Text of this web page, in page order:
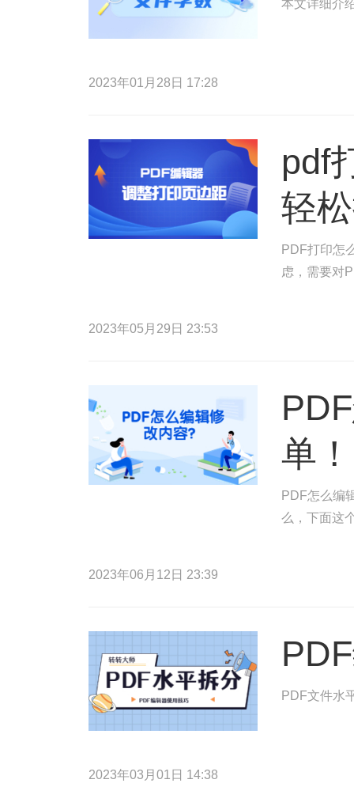
本文详细介
2023年01月28日 17:28
pdf
轻
PDF打印怎
虑，需要对
2023年05月29日 23:53
单！
PDF怎么编
么，下面这
2023年06月12日 23:39
PDF文件水
2023年03月01日 14:38